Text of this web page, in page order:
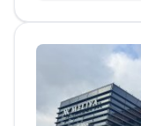
Также
эксперта
Доктор